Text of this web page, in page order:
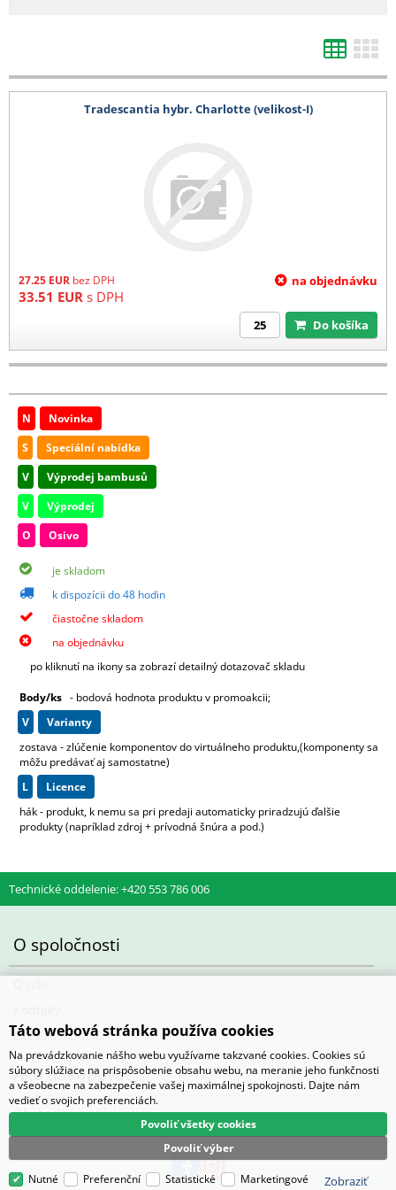
Tradescantia hybr. Charlotte (velikost-I)
27.25 EUR bez DPH
33.51 EUR s DPH
na objednávku
Do košíka
N
Novinka
S
Speciální nabídka
V
Výprodej bambusů
V
Výprodej
O
Osivo
je skladom
k dispozícii do 48 hodin
čiastočne skladom
na objednávku
po kliknutí na ikony sa zobrazí detailný dotazovač skladu
Body/ks - bodová hodnota produktu v promoakcii;
v
varianty
zostava - zlúčenie komponentov do virtuálneho produktu,(komponenty sa
môžu predávať aj samostatne)
L
licence
hák - produkt, k nemu sa pri predaji automaticky priradzujú ďalšie
produkty (napríklad zdroj + prívodná šnúra a pod.)
Technické oddelenie: +420 553 786 006
O spoločnosti
Otevírací doba
Ako nakupovať
Obchodné podmienky
Táto webová stránka používa cookies
Na prevádzkovanie nášho webu využívame takzvané cookies. Cookies sú
súbory slúžiace na prispôsobenie obsahu webu, na meranie jeho funkčnosti
a všeobecne na zabezpečenie vašej maximálnej spokojnosti. Dajte nám
vedieť o svojich preferenciách.
Povoliť výber
Povoliť všetky cookies
Nutné Preferenční Statistické Marketingové
Zobraziť